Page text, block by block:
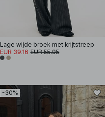
Lage wijde broek met krijtstreep
EUR 39.16 EUR 55.95
-30%